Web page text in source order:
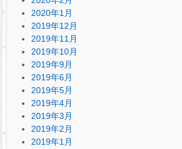
2020年1月
2019年12月
2019年11月
2019年10月
2019年9月
2019年6月
2019年5月
2019年4月
2019年3月
2019年2月
2019年1月